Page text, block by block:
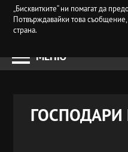
„Бисквитките“ ни помагат да
Потвърждавайки това
страна.
МЕНЮ
ГОСПОДАРИ